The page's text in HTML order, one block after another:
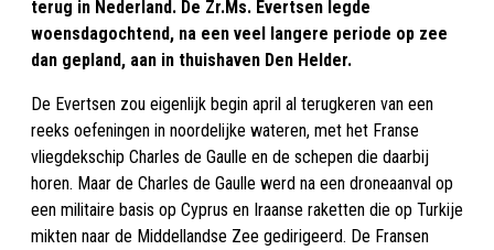
terug in Nederland. De Zr.Ms. Evertsen legde
woensdagochtend, na een veel langere periode op zee
dan gepland, aan in thuishaven Den Helder.
De Evertsen zou eigenlijk begin april al terugkeren van een
reeks oefeningen in noordelijke wateren, met het Franse
vliegdekschip Charles de Gaulle en de schepen die daarbij
horen. Maar de Charles de Gaulle werd na een droneaanval op
een militaire basis op Cyprus en Iraanse raketten die op Turkije
mikten naar de Middellandse Zee gedirigeerd. De Fransen